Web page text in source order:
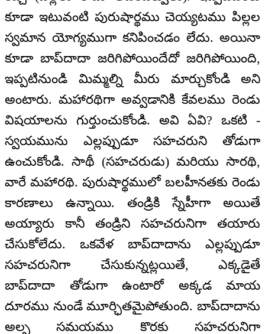
కూడా ఇటువంటి పురుషార్థము చెయ్యటము పిల్లల
స్వమాన యోగ్యముగా కనిపించడం లేదు. అయినా
కూడా బాప్‌దాదా జరిగిపోయిందేదో జరిగిపోయింది,
ఇప్పటినుండి మిమ్మల్ని మీరు మార్చుకోండి అని
అంటారు. మహారథిగా అవ్వడానికి కేవలము రెండు
విషయాలను గుర్తుంచుకోండి. అవి ఏవి? ఒకటి -
స్వయమును ఎల్లప్పుడూ సహచరుని తోడుగా
ఉంచుకోండి. సాథీ (సహచరుడు) మరియు సారథి,
వారే మహారథి. పురుషార్థములో బలహీనతకు రెండు
కారణాలు ఉన్నాయి. తండ్రికి స్నేహీగా అయితే
అయ్యారు కానీ తండ్రిని సహచరునిగా తయారు
చేసుకోలేదు. ఒకవేళ బాప్‌దాదాను ఎల్లప్పుడూ
సహచరునిగా చేసుకున్నట్లయితే, ఎక్కడైతే
బాప్‌దాదా తోడుగా ఉంటారో అక్కడ మాయ
దూరము నుండే మూర్ఛితమైపోతుంది. బాప్‌దాదాను
అల్ప సమయము కొరకు సహచరునిగా